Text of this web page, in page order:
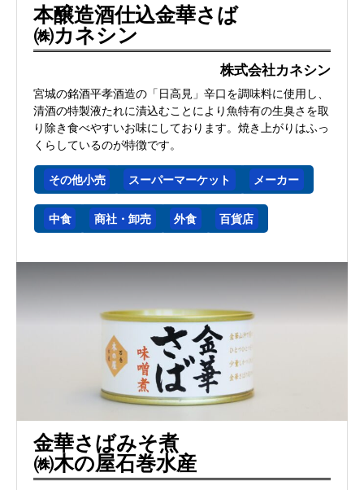
本醸造酒仕込金華さば
㈱カネシン
株式会社カネシン
宮城の銘酒平孝酒造の「日高見」辛口を調味料に使用し、
清酒の特製液たれに漬込むことにより魚特有の生臭さを取
り除き食べやすいお味にしております。焼き上がりはふっ
くらしているのが特徴です。
その他小売 スーパーマーケット メーカー
中食 商社・卸売 外食 百貨店
金華さばみそ煮
㈱木の屋石巻水産